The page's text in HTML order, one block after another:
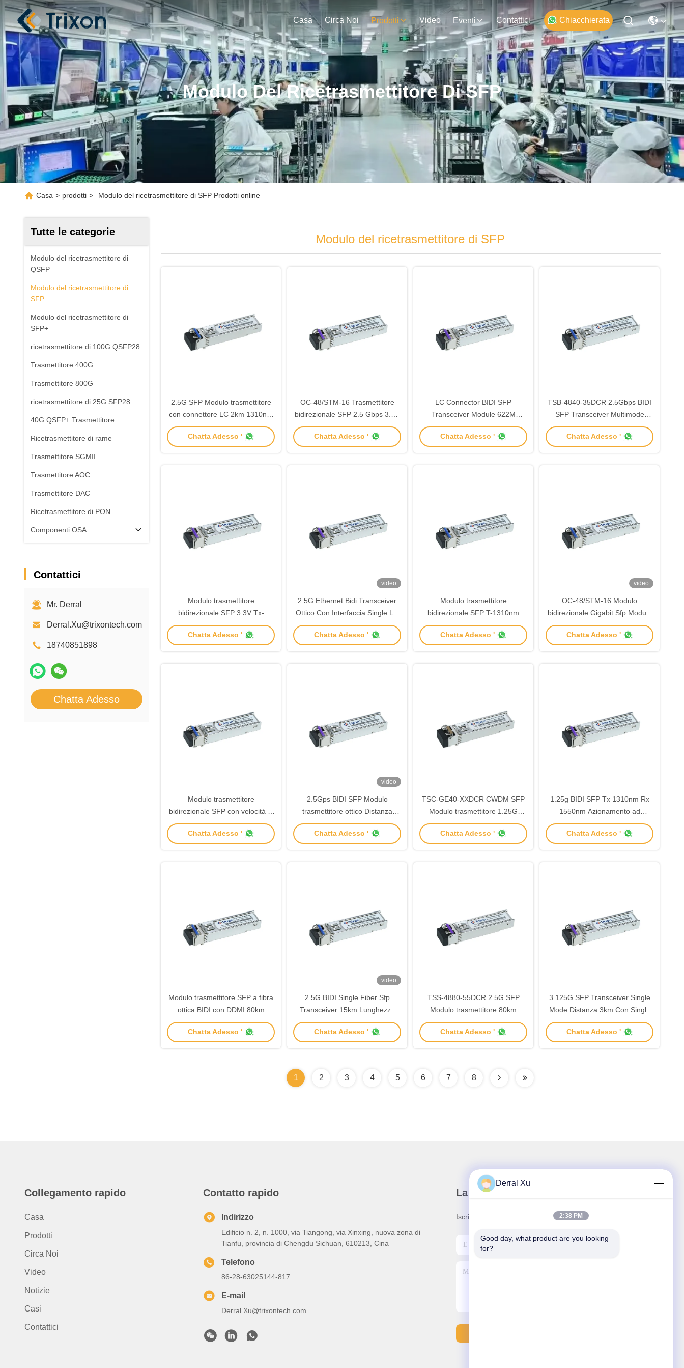
Casa Circa Noi Prodotti Video Eventi Contattici Chiacchierata
Modulo Del Ricetrasmettitore Di SFP
Casa > prodotti > Modulo del ricetrasmettitore di SFP Prodotti online
Tutte le categorie
Modulo del ricetrasmettitore di
QSFP
Modulo del ricetrasmettitore di
SFP
Modulo del ricetrasmettitore di
SFP+
ricetrasmettitore di 100G QSFP28
Trasmettitore 400G
Trasmettitore 800G
ricetrasmettitore di 25G SFP28
40G QSFP+ Trasmettitore
Ricetrasmettitore di rame
Trasmettitore SGMII
Trasmettitore AOC
Trasmettitore DAC
Ricetrasmettitore di PON
Componenti OSA
Contattici
Mr. Derral
Derral.Xu@trixontech.com
18740851898
Chatta Adesso
Modulo del ricetrasmettitore di SFP
2.5G SFP Modulo trasmettitore
con connettore LC 2km 1310nm
Industrial
Chatta Adesso '
OC-48/STM-16 Trasmettitore
bidirezionale SFP 2.5 Gbps 3.3V
40km 1550nm/1310nm
Chatta Adesso '
LC Connector BIDI SFP
Transceiver Module 622M
15kmTx-1550nm Rx-1310nm
Data Rate
Chatta Adesso '
TSB-4840-35DCR 2.5Gbps BIDI
SFP Transceiver Multimode
1310nm/1550nm 40km
Chatta Adesso '
Modulo trasmettitore
bidirezionale SFP 3.3V Tx-
1550nm Rx-1310nm
Chatta Adesso '
video
2.5G Ethernet Bidi Transceiver
Ottico Con Interfaccia Single LC
Connector 20km
Chatta Adesso '
Modulo trasmettitore
bidirezionale SFP T-1310nm
R1550nm Distanza 40km
Chatta Adesso '
video
OC-48/STM-16 Modulo
bidirezionale Gigabit Sfp Modulo
trasmettitore in fibra ottica
Chatta Adesso '
Modulo trasmettitore
bidirezionale SFP con velocità di
trasmissione dei dati del
connettore LC 622M
Chatta Adesso '
video
2.5Gps BIDI SFP Modulo
trasmettitore ottico Distanza
15km
Chatta Adesso '
TSC-GE40-XXDCR CWDM SFP
Modulo trasmettitore 1.25G
40km Hot Pluggable
Chatta Adesso '
1.25g BIDI SFP Tx 1310nm Rx
1550nm Azionamento ad
accensione a caldo singolo 3.3V
Chatta Adesso '
Modulo trasmettitore SFP a fibra
ottica BIDI con DDMI 80km
1490nm/1550nm
Chatta Adesso '
video
2.5G BIDI Single Fiber Sfp
Transceiver 15km Lunghezza
d'onda 1310nm/1550nm
Chatta Adesso '
TSS-4880-55DCR 2.5G SFP
Modulo trasmettitore 80km
Distanza 1550nm
Chatta Adesso '
3.125G SFP Transceiver Single
Mode Distanza 3km Con Single
LC Connector Interface
Chatta Adesso '
1 2 3 4 5 6 7 8
Collegamento rapido
Casa
Prodotti
Circa Noi
Video
Notizie
Casi
Contattici
Contatto rapido
Indirizzo
Edificio n. 2, n. 1000, via Tiangong, via Xinxing, nuova zona di
Tianfu, provincia di Chengdu Sichuan, 610213, Cina
Telefono
86-28-63025144-817
E-mail
Derral.Xu@trixontech.com
La nostra newsletter
Iscriviti alla nostra newsletter per sconti e altro.
Derral Xu
2:38 PM
Good day, what product are you looking
for?